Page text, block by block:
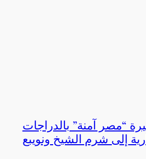
“مصر آمنة” بالدراجات
إلى شرم الشيخ ونويبع